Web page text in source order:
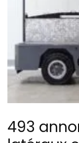
493